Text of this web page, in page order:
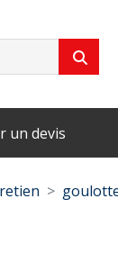
un devis